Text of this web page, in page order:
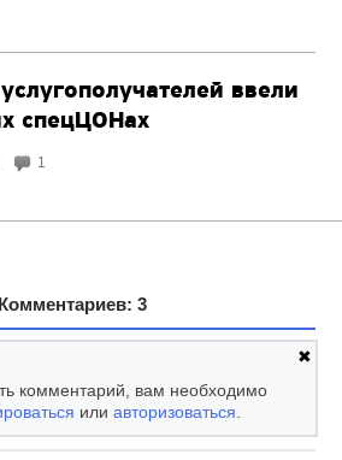
ввели
спецЦОНах
1
Комментариев: 3
✖
комментарий, вам необходимо
илиавторизоваться.